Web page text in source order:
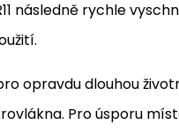
následně rychle
pro opravdu dlouhou
Pro úsporu